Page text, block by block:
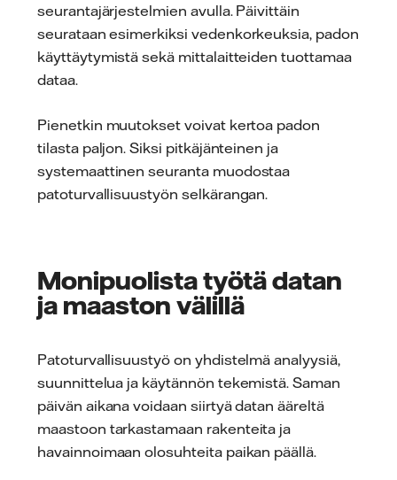
seurantajärjestelmien avulla. Päivittäin
seurataan esimerkiksi vedenkorkeuksia, padon
käyttäytymistä sekä mittalaitteiden tuottamaa
dataa.
Pienetkin muutokset voivat kertoa padon
tilasta paljon. Siksi pitkäjänteinen ja
systemaattinen seuranta muodostaa
patoturvallisuustyön selkärangan.
Monipuolista työtä datan
ja maaston välillä
Patoturvallisuustyö on yhdistelmä analyysiä,
suunnittelua ja käytännön tekemistä. Saman
päivän aikana voidaan siirtyä datan ääreltä
maastoon tarkastamaan rakenteita ja
havainnoimaan olosuhteita paikan päällä.